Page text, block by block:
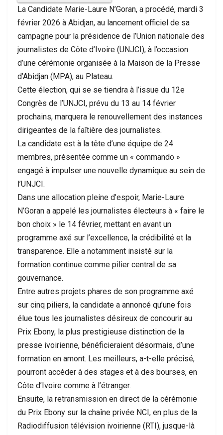
La Candidate Marie-Laure N’Goran, a procédé, mardi 3
février 2026 à Abidjan, au lancement officiel de sa
campagne pour la présidence de l’Union nationale des
journalistes de Côte d’Ivoire (UNJCI), à l’occasion
d’une cérémonie organisée à la Maison de la Presse
d’Abidjan (MPA), au Plateau.
Cette élection, qui se se tiendra à l’issue du 12e
Congrès de l’UNJCI, prévu du 13 au 14 février
prochains, marquera le renouvellement des instances
dirigeantes de la faîtière des journalistes.
La candidate est à la tête d’une équipe de 24
membres, présentée comme un « commando »
engagé à impulser une nouvelle dynamique au sein de
l’UNJCI.
Dans une allocation pleine d’espoir, Marie-Laure
N’Goran a appelé les journalistes électeurs à « faire le
bon choix » le 14 février, mettant en avant un
programme axé sur l’excellence, la crédibilité et la
transparence. Elle a notamment insisté sur la
formation continue comme pilier central de sa
gouvernance.
Entre autres projets phares de son programme axé
sur cinq piliers, la candidate a annoncé qu’une fois
élue tous les journalistes désireux de concourir au
Prix Ebony, la plus prestigieuse distinction de la
presse ivoirienne, bénéficieraient désormais, d’une
formation en amont. Les meilleurs, a-t-elle précisé,
pourront accéder à des stages et à des bourses, en
Côte d’Ivoire comme à l’étranger.
Ensuite, la retransmission en direct de la cérémonie
du Prix Ebony sur la chaîne privée NCI, en plus de la
Radiodiffusion télévision ivoirienne (RTI), jusque-là